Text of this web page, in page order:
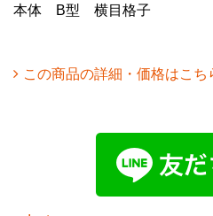
本体 B型 横目格子
この商品の詳細・価格はこち